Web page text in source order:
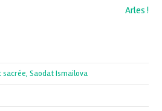
Arles !
Saodat Ismailova